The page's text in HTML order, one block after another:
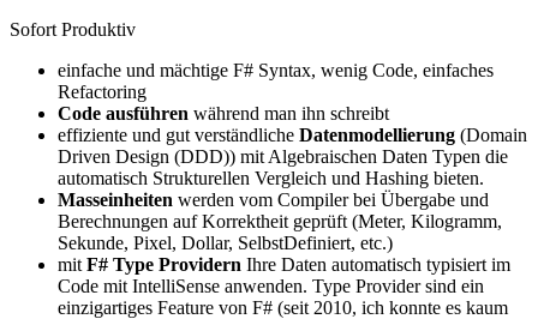
Sofort Produktiv
einfache und mächtige F# Syntax, wenig Code, einfaches
Refactoring
Code ausführen während man ihn schreibt
effiziente und gut verständliche Datenmodellierung (Domain
Driven Design (DDD)) mit Algebraischen Daten Typen die
automatisch Strukturellen Vergleich und Hashing bieten.
Masseinheiten werden vom Compiler bei Übergabe und
Berechnungen auf Korrektheit geprüft (Meter, Kilogramm,
Sekunde, Pixel, Dollar, SelbstDefiniert, etc.)
mit F# Type Providern Ihre Daten automatisch typisiert im
Code mit IntelliSense anwenden. Type Provider sind ein
einzigartiges Feature von F# (seit 2010, ich konnte es kaum